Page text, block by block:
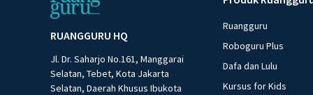
RUANGGURU HQ
Jl. Dr. Saharjo No.161, Manggarai
Selatan, Tebet, Kota Jakarta
Selatan, Daerah Khusus Ibukota
Ruangguru
Roboguru Plus
Dafa dan Lulu
Kursus for Kids